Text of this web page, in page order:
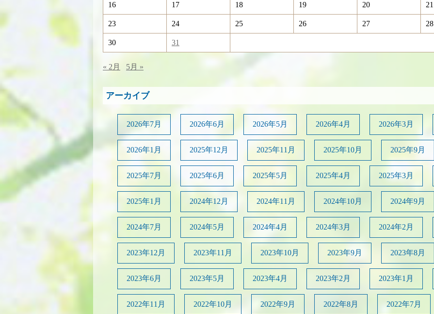
16 17 18 19 20 21
23 24 25 26 27 28
30 31
« 2月 5月 »
アーカイブ
2026年7月 2026年6月 2026年5月 2026年4月 2026年3月
2026年1月 2025年12月 2025年11月 2025年10月 2025年9月
2025年7月 2025年6月 2025年5月 2025年4月 2025年3月
2025年1月 2024年12月 2024年11月 2024年10月 2024年9月
2024年7月 2024年5月 2024年4月 2024年3月 2024年2月
2023年12月 2023年11月 2023年10月 2023年9月 2023年8月
2023年6月 2023年5月 2023年4月 2023年2月 2023年1月
2022年11月 2022年10月 2022年9月 2022年8月 2022年7月